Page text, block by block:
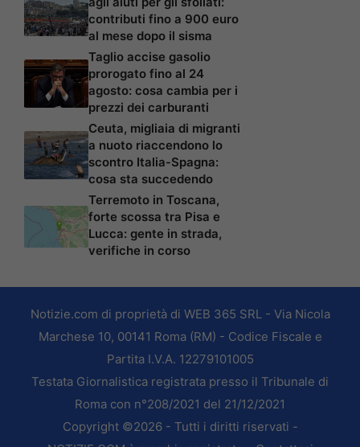
contributi fino a 900 euro
al mese dopo il sisma
Taglio accise gasolio
prorogato fino al 24
agosto: cosa cambia per i
prezzi dei carburanti
Ceuta, migliaia di migranti
a nuoto riaccendono lo
scontro Italia-Spagna:
cosa sta succedendo
Terremoto in Toscana,
forte scossa tra Pisa e
Lucca: gente in strada,
verifiche in corso
Notizie.com di proprietà di WEB 365 SRL - Via Nicola
Marchese 10, 00141 Roma (RM) - Codice Fiscale e
Partita I.V.A. 12279101005
Testata Giornalistica registrata presso il Tribunale di
Roma con n°208/2021 del 21/12/2021
Copyright ©2026 - Tutti i diritti riservati -